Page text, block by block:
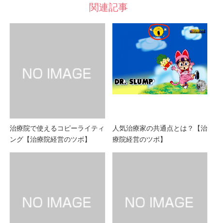
関連記事
治療院で使えるコピーライティ
ング【治療院経営のツボ】
人気治療家の共通点とは？【治
療院経営のツボ】